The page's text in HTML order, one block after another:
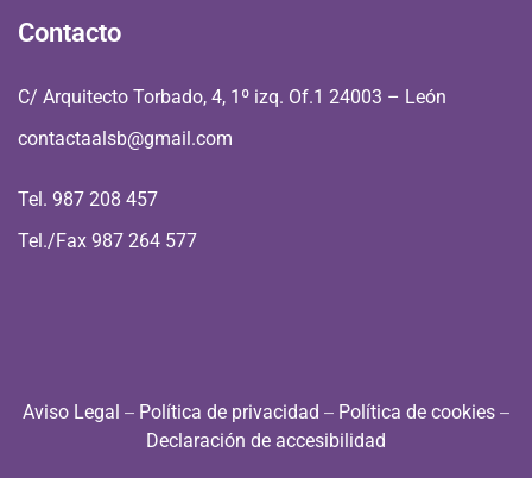
Contacto
C/ Arquitecto Torbado, 4, 1º izq. Of.1 24003 – León
contactaalsb@gmail.com
Tel. 987 208 457
Tel./Fax 987 264 577
Aviso Legal – Política de privacidad – Política de cookies –
Declaración de accesibilidad